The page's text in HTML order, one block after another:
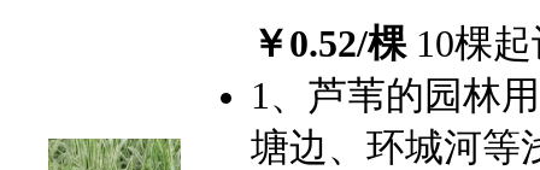
￥0.52/棵 10棵
1、芦苇的园林
塘边、环城河等